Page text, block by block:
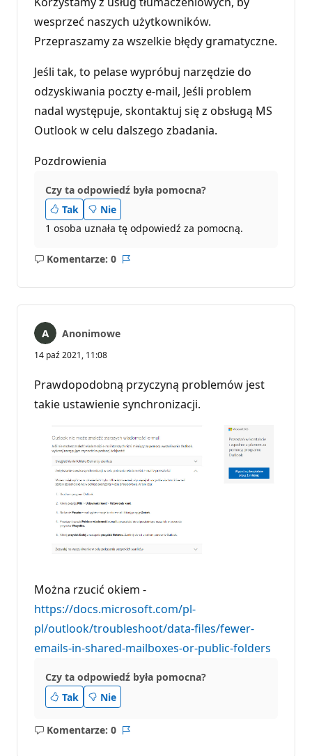
wesprzeć naszych użytkowników.
Przepraszamy za wszelkie błędy gramatyczne.
Jeśli tak, to pelase wypróbuj narzędzie do
odzyskiwania poczty e-mail, Jeśli problem
nadal występuje, skontaktuj się z obsługą MS
Outlook w celu dalszego zbadania.
Pozdrowienia
Czy ta odpowiedź była pomocna?
Tak
Nie
1 osoba uznała tę odpowiedź za pomocną.
Komentarze: 0
Brak
Anonimowe
14 paź 2021, 11:08
Prawdopodobną przyczyną problemów jest
takie ustawienie synchronizacji.
Można rzucić okiem -
https://docs.microsoft.com/pl-
pl/outlook/troubleshoot/data-files/fewer-
emails-in-shared-mailboxes-or-public-folders
Czy ta odpowiedź była pomocna?
Tak
Nie
Komentarze: 0
Brak